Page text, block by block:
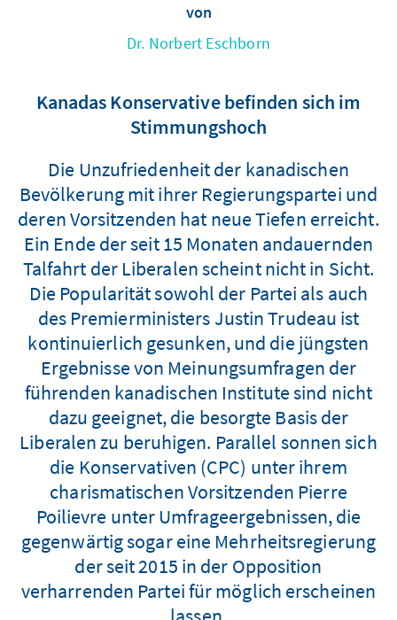
von
Dr. Norbert Eschborn
Kanadas Konservative befinden sich im
Stimmungshoch
Die Unzufriedenheit der kanadischen
Bevölkerung mit ihrer Regierungspartei und
deren Vorsitzenden hat neue Tiefen erreicht.
Ein Ende der seit 15 Monaten andauernden
Talfahrt der Liberalen scheint nicht in Sicht.
Die Popularität sowohl der Partei als auch
des Premierministers Justin Trudeau ist
kontinuierlich gesunken, und die jüngsten
Ergebnisse von Meinungsumfragen der
führenden kanadischen Institute sind nicht
dazu geeignet, die besorgte Basis der
Liberalen zu beruhigen. Parallel sonnen sich
die Konservativen (CPC) unter ihrem
charismatischen Vorsitzenden Pierre
Poilievre unter Umfrageergebnissen, die
gegenwärtig sogar eine Mehrheitsregierung
der seit 2015 in der Opposition
verharrenden Partei für möglich erscheinen